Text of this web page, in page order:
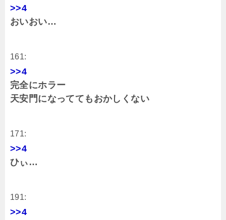
>>4
おいおい…
161:
>>4
完全にホラー
天安門になっててもおかしくない
171:
>>4
ひぃ…
191:
>>4